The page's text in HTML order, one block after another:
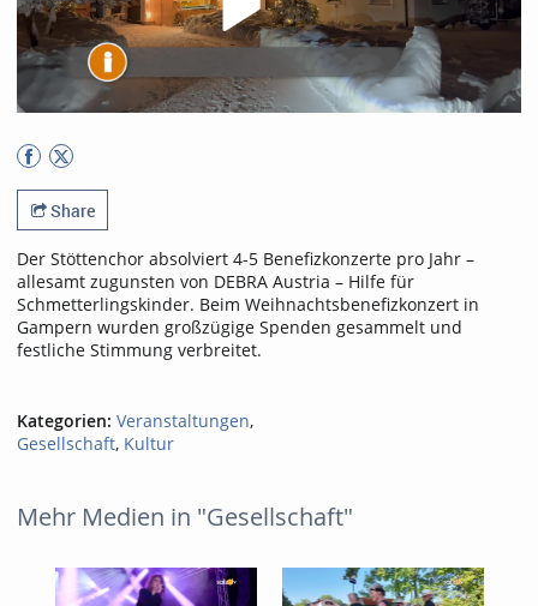
Share
Der Stöttenchor absolviert 4-5 Benefizkonzerte pro Jahr –
allesamt zugunsten von DEBRA Austria – Hilfe für
Schmetterlingskinder. Beim Weihnachtsbenefizkonzert in
Gampern wurden großzügige Spenden gesammelt und
festliche Stimmung verbreitet.
Kategorien: Veranstaltungen,
Gesellschaft, Kultur
Mehr Medien in "Gesellschaft"